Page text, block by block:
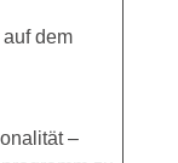
dem
–